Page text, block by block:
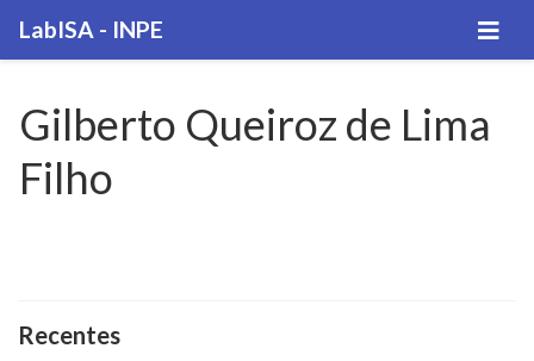
LabISA - INPE
Gilberto Queiroz de Lima
Filho
Recentes